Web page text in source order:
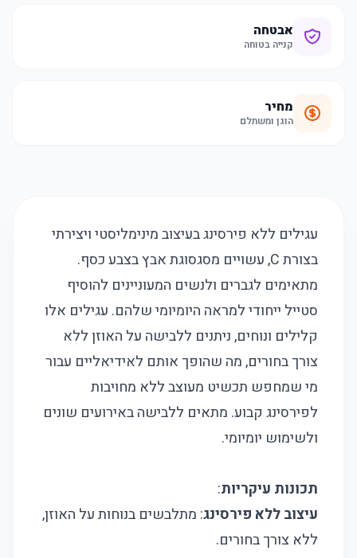
אבטחה
קנייה בטוחה
מחיר
הוגן ומשתלם
עגילים ללא פירסינג בעיצוב מינימליסטי ויצירתי
בצורת C, עשויים מסגסוגת אבץ בצבע כסף.
מתאימים לגברים ולנשים המעוניינים להוסיף
סטייל ייחודי למראה היומיומי שלהם. עגילים אלו
קלילים ונוחים, ניתנים ללבישה על האוזן ללא
צורך בחורים, מה שהופך אותם לאידיאליים עבור
מי שמחפש תכשיט מעוצב ללא מחויבות
לפירסינג קבוע. מתאים ללבישה באירועים שונים
ולשימוש יומיומי.
תכונות עיקריות:
עיצוב ללא פירסינג: מתלבשים בנוחות על האוזן,
ללא צורך בחורים.